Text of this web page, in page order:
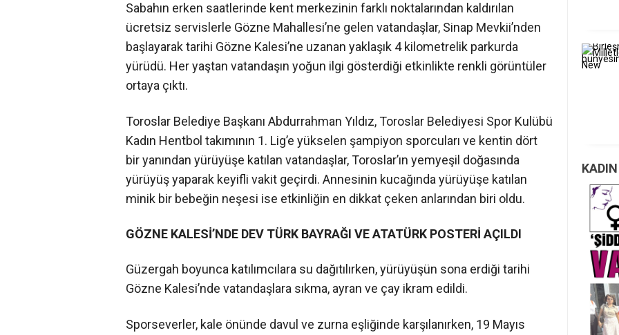
Sabahın erken saatlerinde kent merkezinin farklı noktalarından kaldırılan
ücretsiz servislerle Gözne Mahallesi’ne gelen vatandaşlar, Sinap Mevkii’nden
başlayarak tarihi Gözne Kalesi’ne uzanan yaklaşık 4 kilometrelik parkurda
yürüdü. Her yaştan vatandaşın yoğun ilgi gösterdiği etkinlikte renkli görüntüler
ortaya çıktı.
Toroslar Belediye Başkanı Abdurrahman Yıldız, Toroslar Belediyesi Spor Kulübü
Kadın Hentbol takımının 1. Lig’e yükselen şampiyon sporcuları ve kentin dört
bir yanından yürüyüşe katılan vatandaşlar, Toroslar’ın yemyeşil doğasında
yürüyüş yaparak keyifli vakit geçirdi. Annesinin kucağında yürüyüşe katılan
minik bir bebeğin neşesi ise etkinliğin en dikkat çeken anlarından biri oldu.
GÖZNE KALESİ’NDE DEV TÜRK BAYRAĞI VE ATATÜRK POSTERİ AÇILDI
Güzergah boyunca katılımcılara su dağıtılırken, yürüyüşün sona erdiği tarihi
Gözne Kalesi’nde vatandaşlara sıkma, ayran ve çay ikram edildi.
Sporseverler, kale önünde davul ve zurna eşliğinde karşılanırken, 19 Mayıs
KADIN